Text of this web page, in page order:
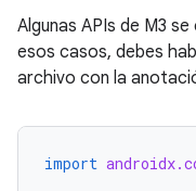
Algunas APIs de M3
esos casos, debes
archivo con la
import